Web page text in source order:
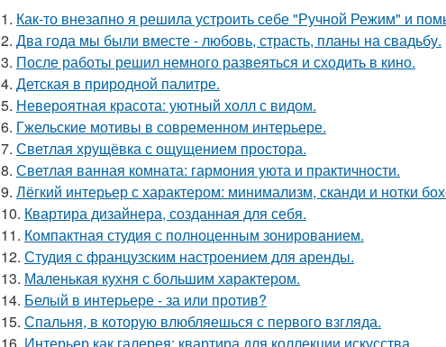
1. Как-то внезапно я решила устроить себе "Ручной Режим" и
2. Два года мы были вместе - любовь, страсть, планы на свадьбу.
3. После работы решил немного развеяться и сходить в кино.
4. Детская в природной палитре.
5. Невероятная красота: уютный холл с видом.
6. Гжельские мотивы в современном интерьере.
7. Светлая хрущёвка с ощущением простора.
8. Светлая ванная комната: гармония уюта и практичности.
9. Лёгкий интерьер с характером: минимализм, сканди и нотки
10. Квартира дизайнера, созданная для себя.
11. Компактная студия с полноценным зонированием.
12. Студия с французским настроением для аренды.
13. Маленькая кухня с большим характером.
14. Белый в интерьере - за или против?
15. Спальня, в которую влюбляешься с первого взгляда.